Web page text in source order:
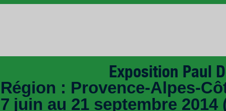
Exposition Paul
Région : Provence-Alpes-
7 juin au 21 septembre